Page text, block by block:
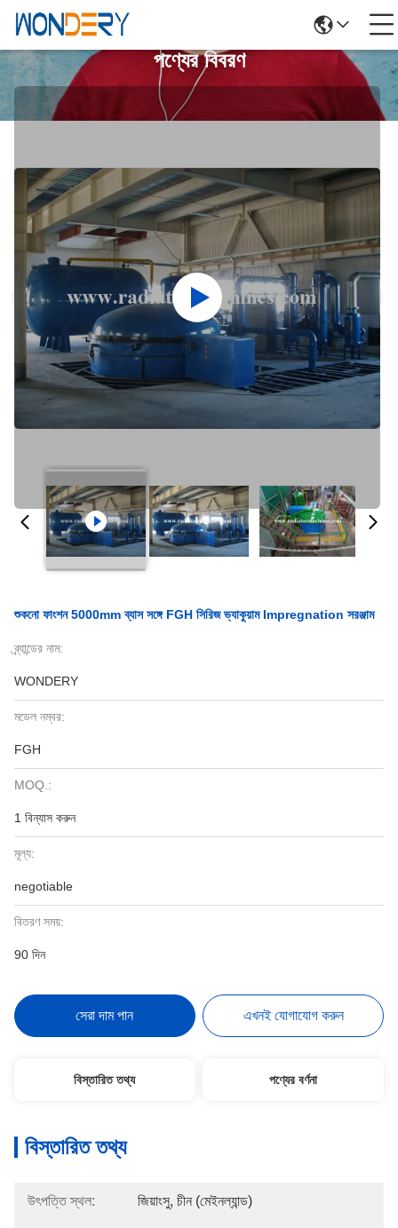
পণ্যের বিবরণ
শুকনো ফাংশন 5000mm ব্যাস সঙ্গে FGH সিরিজ ভ্যাকুয়াম Impregnation সরঞ্জাম
ব্র্যান্ডের নাম:
WONDERY
মডেল নম্বর:
FGH
MOQ.:
1 বিন্যাস করুন
মূল্য:
negotiable
বিতরণ সময়:
90 দিন
সেরা দাম পান এখনই যোগাযোগ করুন
বিস্তারিত তথ্য পণ্যের বর্ণনা
বিস্তারিত তথ্য
উৎপত্তি স্থল: জিয়াংসু, চীন (মেইনল্যান্ড)